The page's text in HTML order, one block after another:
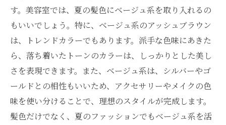
す。美容室では、夏の髪色にベージュ系を取り入れるの
もいいでしょう。特に、ベージュ系のアッシュブラウン
は、トレンドカラーでもあります。派手な色味にあきた
ら、落ち着いたトーンのカラーは、しっかりとした美し
さを表現できます。また、ベージュ系は、シルバーやゴ
ールドとの相性もいいため、アクセサリーやメイクの色
味を使い分けることで、理想のスタイルが完成します。
髪色だけでなく、夏のファッションでもベージュ系を活